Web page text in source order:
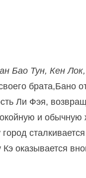
Бао Тун, Кен
брата,Бано
Ли Фэя,
и
оказывается